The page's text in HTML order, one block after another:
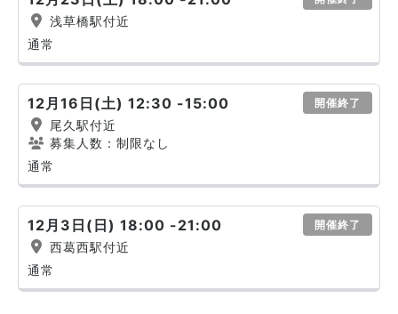
浅草橋駅付近
通常
12月16日(土) 12:30 -15:00 開催終了
尾久駅付近
募集人数：制限なし
通常
12月3日(日) 18:00 -21:00 開催終了
西葛西駅付近
通常